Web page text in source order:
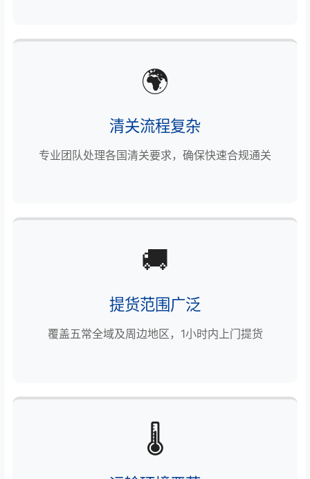
🌍
清关流程复杂
专业团队处理各国清关要求，确保快速合规通关
🚚
提货范围广泛
覆盖五常全域及周边地区，1小时内上门提货
🌡️